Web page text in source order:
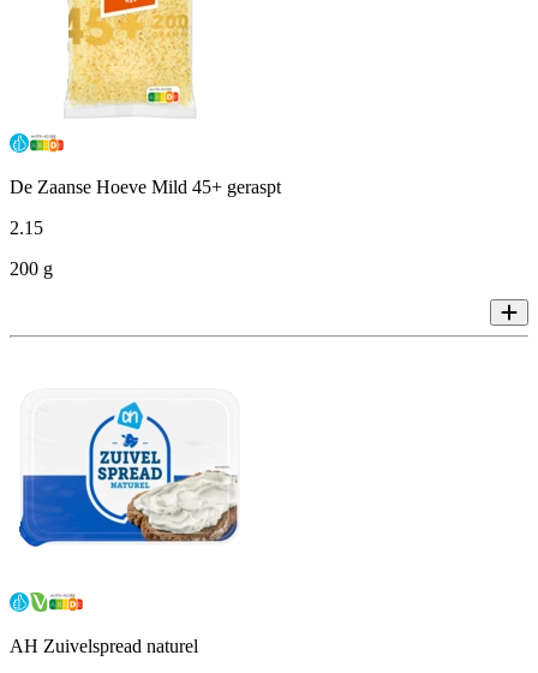
De Zaanse Hoeve Mild 45+ geraspt
2.15
200 g
AH Zuivelspread naturel